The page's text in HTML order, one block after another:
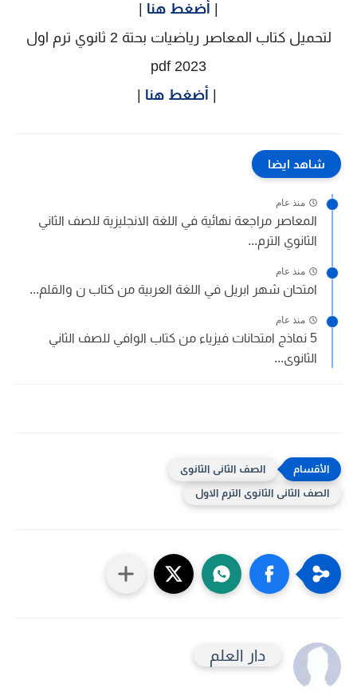
أضغط هنا
لتحميل كتاب المعاصر رياضيات بحتة
2 ثانوي ترم اول
2023 pdf
أضغط هنا
شاهد ايضا
منذ عام
المعاصر مراجعة نهائية في اللغة الانجليزية للصف الثاني
الثانوي الترم...
منذ عام
امتحان شهر ابريل في اللغة العربية من كتاب ن والقلم...
منذ عام
5 نماذج امتحانات فيزياء من كتاب الوافي للصف الثاني
الثانوى...
الصف الثانى الثانوى
الصف الثانى الثانوى الترم الاول
دار العلم